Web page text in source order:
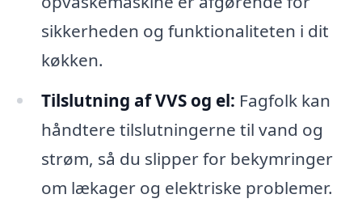
sikkerheden og funktionaliteten i dit
køkken.
Tilslutning af VVS og el: Fagfolk kan
håndtere tilslutningerne til vand og
strøm, så du slipper for bekymringer
om lækager og elektriske problemer.